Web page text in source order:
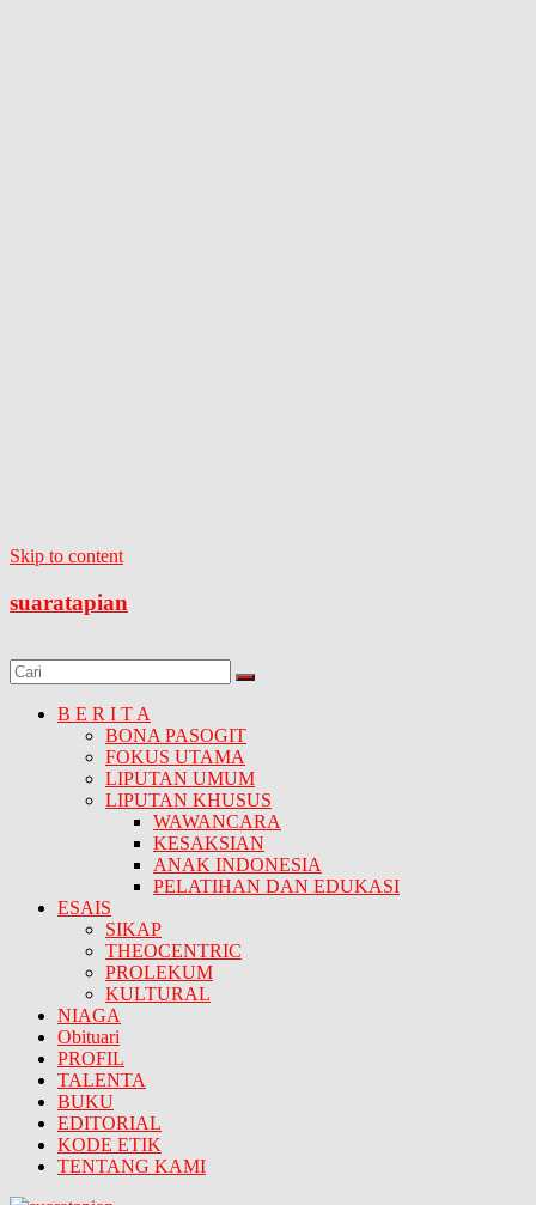
Skip to content
suaratapian
B E R I T A
BONA PASOGIT
FOKUS UTAMA
LIPUTAN UMUM
LIPUTAN KHUSUS
WAWANCARA
KESAKSIAN
ANAK INDONESIA
PELATIHAN DAN EDUKASI
ESAIS
SIKAP
THEOCENTRIC
PROLEKUM
KULTURAL
NIAGA
Obituari
PROFIL
TALENTA
BUKU
EDITORIAL
KODE ETIK
TENTANG KAMI